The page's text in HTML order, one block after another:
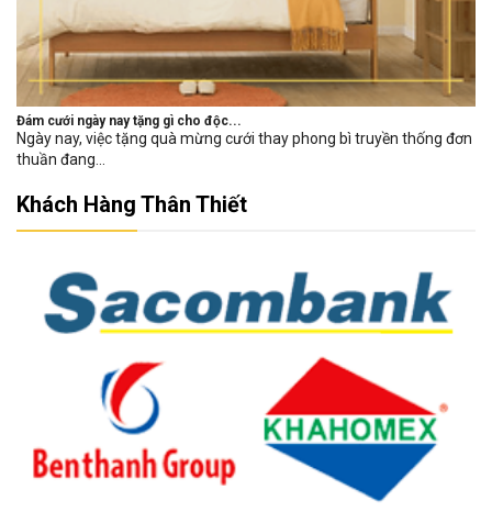
Đám cưới ngày nay tặng gì cho độc...
Ngày nay, việc tặng quà mừng cưới thay phong bì truyền thống đơn
thuần đang...
Khách Hàng Thân Thiết